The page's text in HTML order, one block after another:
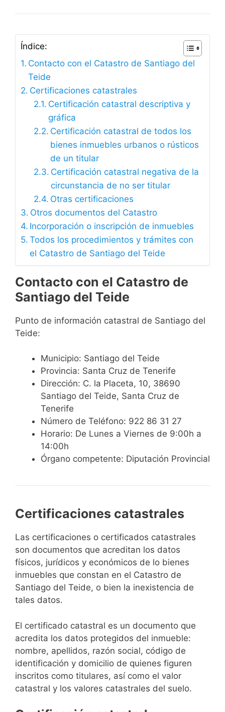
Índice:
Contacto con el Catastro de Santiago del
Teide
Certificaciones catastrales
Certificación catastral descriptiva y
gráfica
Certificación catastral de todos los
bienes inmuebles urbanos o rústicos
de un titular
Certificación catastral negativa de la
circunstancia de no ser titular
Otras certificaciones
Otros documentos del Catastro
Incorporación o inscripción de inmuebles
Todos los procedimientos y trámites con
el Catastro de Santiago del Teide
Contacto con el Catastro de
Santiago del Teide
Punto de información catastral de Santiago del
Teide:
Municipio: Santiago del Teide
Provincia: Santa Cruz de Tenerife
Dirección: C. la Placeta, 10, 38690
Santiago del Teide, Santa Cruz de
Tenerife
Número de Teléfono: 922 86 31 27
Horario: De Lunes a Viernes de 9:00h a
14:00h
Órgano competente: Diputación Provincial
Certificaciones catastrales
Las certificaciones o certificados catastrales
son documentos que acreditan los datos
físicos, jurídicos y económicos de lo bienes
inmuebles que constan en el Catastro de
Santiago del Teide, o bien la inexistencia de
tales datos.
El certificado catastral es un documento que
acredita los datos protegidos del inmueble:
nombre, apellidos, razón social, código de
identificación y domicilio de quienes figuren
inscritos como titulares, así como el valor
catastral y los valores catastrales del suelo.